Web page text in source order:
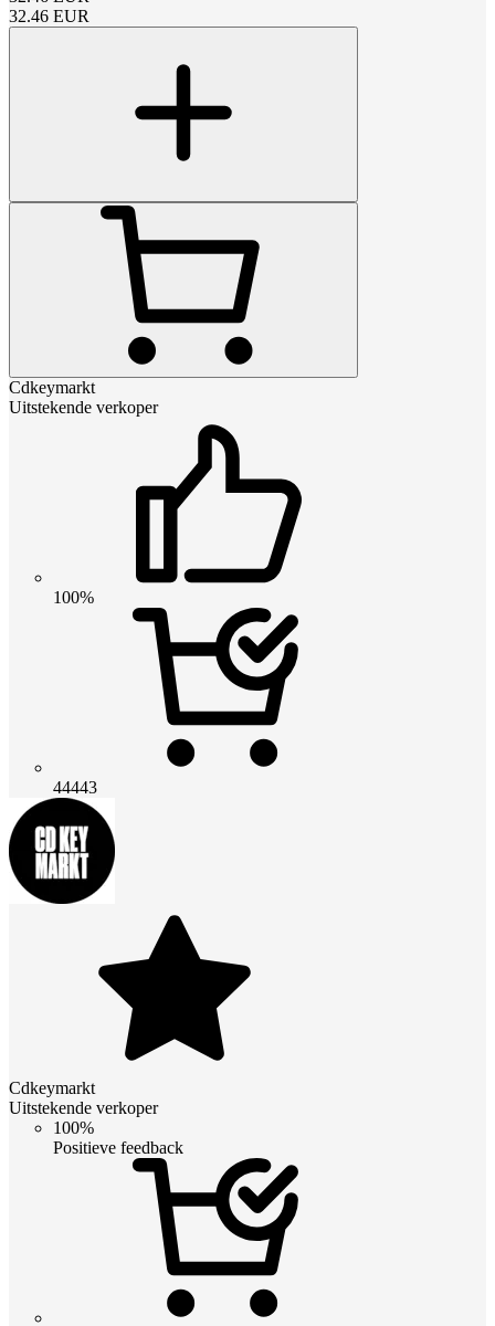
32.46 EUR
Cdkeymarkt
Uitstekende verkoper
100%
44443
Cdkeymarkt
Uitstekende verkoper
100%
Positieve feedback